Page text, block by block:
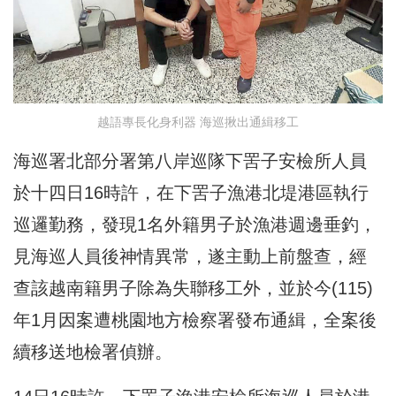
越語專長化身利器 海巡揪出通緝移工
海巡署北部分署第八岸巡隊下罟子安檢所人員
於十四日16時許，在下罟子漁港北堤港區執行
巡邏勤務，發現1名外籍男子於漁港週邊垂釣，
見海巡人員後神情異常，遂主動上前盤查，經
查該越南籍男子除為失聯移工外，並於今(115)
年1月因案遭桃園地方檢察署發布通緝，全案後
續移送地檢署偵辦。